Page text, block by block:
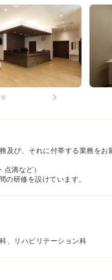
及び、それに付帯する業務をお
滴など）
の研修を設けています。
、リハビリテーション科